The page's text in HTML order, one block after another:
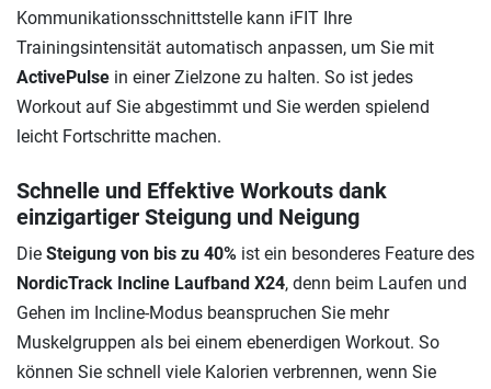
Kommunikationsschnittstelle kann iFIT Ihre
Trainingsintensität automatisch anpassen, um Sie mit
ActivePulse in einer Zielzone zu halten. So ist jedes
Workout auf Sie abgestimmt und Sie werden spielend
leicht Fortschritte machen.
Schnelle und Effektive Workouts dank
einzigartiger Steigung und Neigung
Die Steigung von bis zu 40% ist ein besonderes Feature des
NordicTrack Incline Laufband X24, denn beim Laufen und
Gehen im Incline-Modus beanspruchen Sie mehr
Muskelgruppen als bei einem ebenerdigen Workout. So
können Sie schnell viele Kalorien verbrennen, wenn Sie